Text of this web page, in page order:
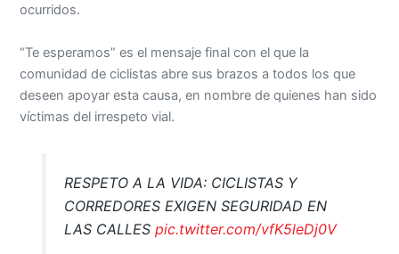
ocurridos.
“Te esperamos” es el mensaje final con el que la
comunidad de ciclistas abre sus brazos a todos los que
deseen apoyar esta causa, en nombre de quienes han sido
víctimas del irrespeto vial.
RESPETO A LA VIDA: CICLISTAS Y
CORREDORES EXIGEN SEGURIDAD EN
LAS CALLES pic.twitter.com/vfK5leDj0V